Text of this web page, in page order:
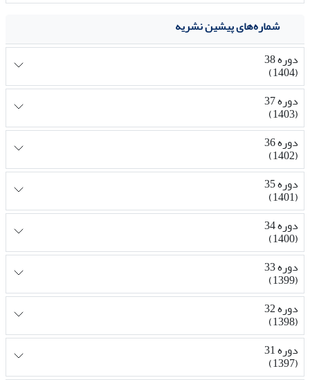
شماره‌های پیشین نشریه
دوره 38
(1404)
دوره 37
(1403)
دوره 36
(1402)
دوره 35
(1401)
دوره 34
(1400)
دوره 33
(1399)
دوره 32
(1398)
دوره 31
(1397)